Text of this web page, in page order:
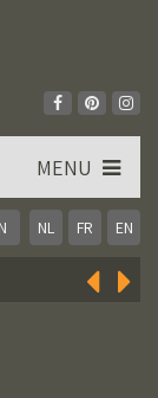
NL FR EN
MENU